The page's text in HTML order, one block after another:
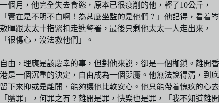
一個月，他完全失去食慾，原本已很瘦削的他，輕了10公斤，
「實在是不明不白啊！為甚麼坐監的是他們？」他記得，看着岑
敖暉跟太太十指緊扣走進警署，最後只剩他太太一人走出來，
「很傷心，沒法救他們」。
自由，理應是該慶幸的事，但對他來說，卻是一個枷鎖。離開香
港是一個沉重的決定，自由成為一個夢魘。他無法說得清，到底
留下來抑或是離開，能夠讓他比較安心。他只能帶着愧疚的心去
「贖罪」，何罪之有？離開是罪，快樂也是罪，「我不知道離開